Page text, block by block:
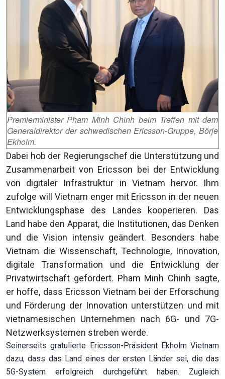
Premierminister Pham Minh Chinh beim Treffen mit dem
Generaldirektor der schwedischen Ericsson-Gruppe, Börje
Ekholm.
Dabei hob der Regierungschef die Unterstützung und
Zusammenarbeit von Ericsson bei der Entwicklung
von digitaler Infrastruktur in Vietnam hervor. Ihm
zufolge will Vietnam enger mit Ericsson in der neuen
Entwicklungsphase des Landes kooperieren. Das
Land habe den Apparat, die Institutionen, das Denken
und die Vision intensiv geändert. Besonders habe
Vietnam die Wissenschaft, Technologie, Innovation,
digitale Transformation und die Entwicklung der
Privatwirtschaft gefördert. Pham Minh Chinh sagte,
er hoffe, dass Ericsson Vietnam bei der Erforschung
und Förderung der Innovation unterstützen und mit
vietnamesischen Unternehmen nach 6G- und 7G-
Netzwerksystemen streben werde.
Seinerseits gratulierte Ericsson-Präsident Ekholm Vietnam
dazu, dass das Land eines der ersten Länder sei, die das
5G-System erfolgreich durchgeführt haben. Zugleich